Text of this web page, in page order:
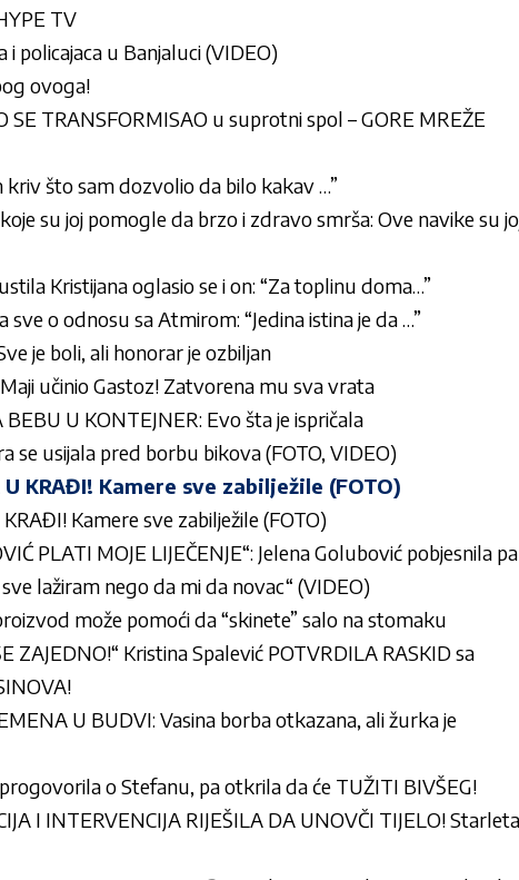
TV
policajaca u Banjaluci (VIDEO)
ovoga!
SE TRANSFORMISAO u suprotni spol – GORE MREŽE
kriv što sam dozvolio da bilo kakav …”
su joj pomogle da brzo i zdravo smrša: Ove navike su
Kristijana oglasio se i on: “Za toplinu doma…”
o odnosu sa Atmirom: “Jedina istina je da …”
je boli, ali honorar je ozbiljan
učinio Gastoz! Zatvorena mu sva vrata
BEBU U KONTEJNER: Evo šta je ispričala
se usijala pred borbu bikova (FOTO, VIDEO)
U KRAĐI! Kamere sve zabilježile (FOTO)
Kamere sve zabilježile (FOTO)
PLATI MOJE LIJEČENJE“: Jelena Golubović pobjesnila pa
lažiram nego da mi da novac“ (VIDEO)
može pomoći da “skinete” salo na stomaku
ZAJEDNO!“ Kristina Spalević POTVRDILA RASKID sa
U BUDVI: Vasina borba otkazana, ali žurka je
progovorila o Stefanu, pa otkrila da će TUŽITI BIVŠEG!
I INTERVENCIJA RIJEŠILA DA UNOVČI TIJELO! Starleta